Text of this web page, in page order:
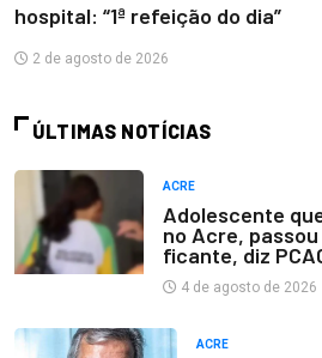
hospital: “1ª refeição do dia”
2 de agosto de 2026
ÚLTIMAS NOTÍCIAS
ACRE
Adolescente
no Acre,
ficante, diz
4 de agosto de 2026
ACRE